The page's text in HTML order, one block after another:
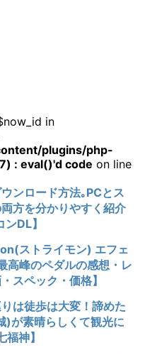
in
plugins/php-
: eval()'d code on line
ウンロード方法｡PCとス
方を分かりやすく紹介
DL】
ストライモン) エフェ
高峰のペダルの感想・レ
スペック・価格】
は徒歩は大変！諦めた
)が素晴らしくて観光に
神】